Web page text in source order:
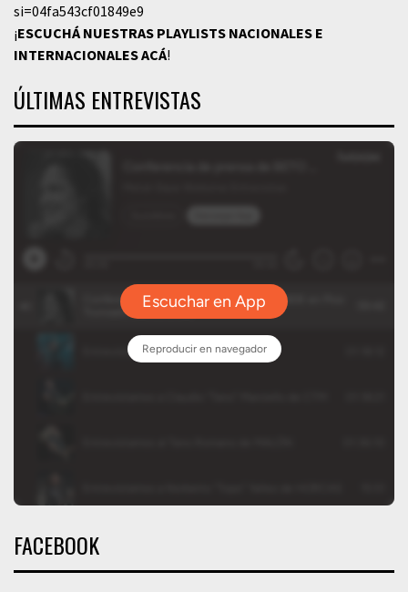
si=04fa543cf01849e9
¡ESCUCHÁ NUESTRAS PLAYLISTS NACIONALES E
INTERNACIONALESACÁ!
ÚLTIMAS ENTREVISTAS
FACEBOOK